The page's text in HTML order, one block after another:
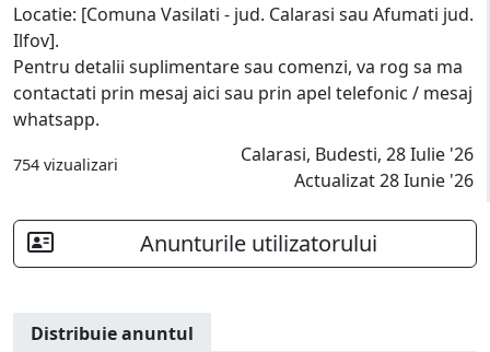
Locatie: [Comuna Vasilati - jud. Calarasi sau Afumati jud.
Ilfov].
Pentru detalii suplimentare sau comenzi, va rog sa ma
contactati prin mesaj aici sau prin apel telefonic / mesaj
whatsapp.
754 vizualizari
Calarasi, Budesti, 28 Iulie '26
Actualizat 28 Iunie '26
Anunturile utilizatorului
Distribuie anuntul